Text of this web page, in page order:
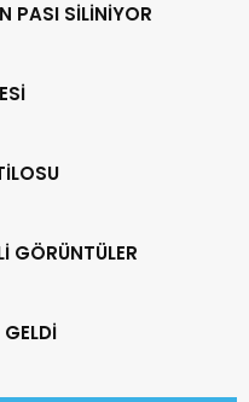
PASI SİLİNİYOR
GÖRÜNTÜLER